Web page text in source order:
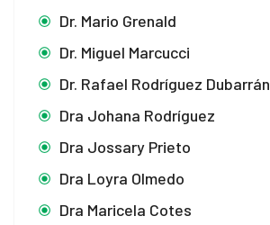
Dr. Mario Grenald
Dr. Miguel Marcucci
Dr. Rafael Rodríguez Dubarrán
Dra Johana Rodríguez
Dra Jossary Prieto
Dra Loyra Olmedo
Dra Maricela Cotes